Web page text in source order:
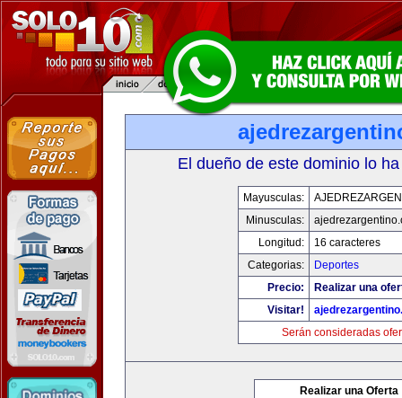
El dueño de este dominio lo
Mayusculas:
Minusculas:
Longitud:
16 caracteres
Categorias:
Deportes
Precio:
Realizar una
Visitar!
Serán consideradas
Realizar una Oferta